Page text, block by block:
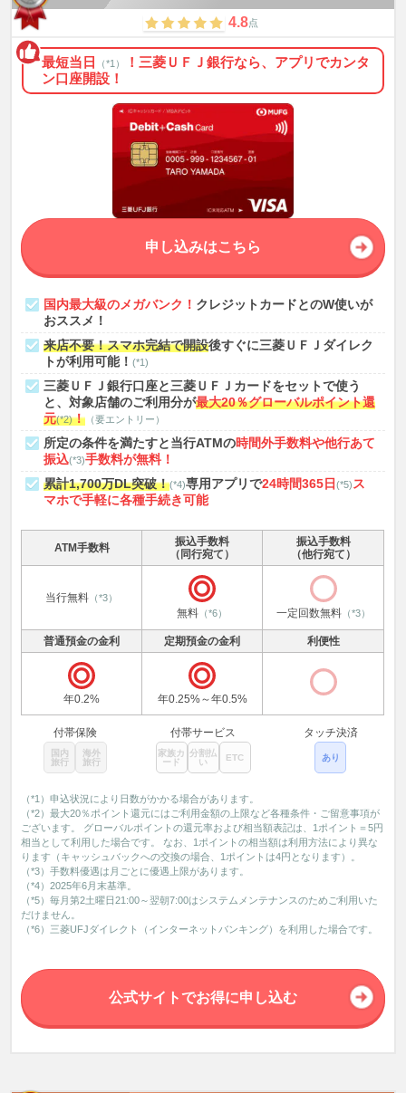
4.8点
最短当日 （*1）
！三菱ＵＦＪ銀行なら、アプリでカンタ
ン口座開設！
国内最大級のメガバンク！ クレジットカードとのW使いが
おススメ！
来店不要！スマホ完結で開設後すぐに三菱ＵＦＪダイレク
トが利用可能！(*1)
三菱ＵＦＪ銀行口座と三菱ＵＦＪカードをセットで使う
と、対象店舗のご利用分が最大20％グローバルポイント還
元(*2)！ （要エントリー）
所定の条件を満たすと当行ATMの時間外手数料や他行あて
振込(*3)手数料が無料！
累計1,700万DL突破！(*4)専用アプリで24時間365日(*5)ス
マホで手軽に各種手続き可能
申し込みはこちら
ATM手数料
振込手数料
（同行宛て）
振込手数料
（他行宛て）
当行無料 （*3）
無料 （*6） 一定回数無料（*3）
普通預金の金利 定期預金の金利 利便性
年0.2% 年0.25%～年0.5%
付帯保険
国内
旅行
海外
旅行
付帯サービス
家族カ
ード
分割払
い
ETC
タッチ決済
あり
（*1）申込状況により日数がかかる場合があります。
（*2）最大20％ポイント還元にはご利用金額の上限など各種条件・ご留意事項が
ございます。 グローバルポイントの還元率および相当額表記は、1ポイント＝5円
相当として利用した場合です。 なお、1ポイントの相当額は利用方法により異な
ります（キャッシュバックへの交換の場合、1ポイントは4円となります）。
（*3）手数料優遇は月ごとに優遇上限があります。
（*4）2025年6月末基準。
（*5）毎月第2土曜日21:00～翌朝7:00はシステムメンテナンスのためご利用いた
だけません。
（*6）三菱UFJダイレクト（インターネットバンキング）を利用した場合です。
公式サイトでお得に申し込む